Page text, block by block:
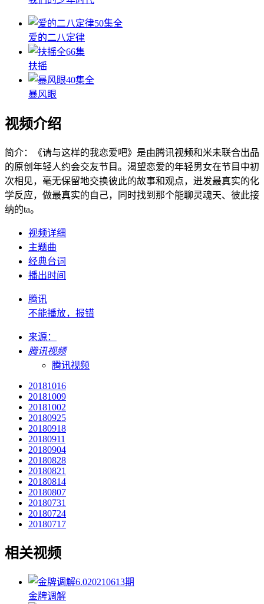
50集全
爱的二八定律
全66集
扶摇
40集全
暴风眼
视频介绍
简介：
《请与这样的我恋爱吧》是由腾讯视频和米未联合出品
的原创年轻人约会交友节目。渴望恋爱的年轻男女在节目中初
次相见，毫无保留地交换彼此的故事和观点，迸发最真实的化
学反应，做最真实的自己，同时找到那个能聊灵魂天、彼此接
纳的ta。
视频详细
主题曲
经典台词
播出时间
腾讯
不能播放，报错
来源：
腾讯视频
腾讯视频
20181016
20181009
20181002
20180925
20180918
20180911
20180904
20180828
20180821
20180814
20180807
20180731
20180724
20180717
相关视频
6.020210613期
金牌调解